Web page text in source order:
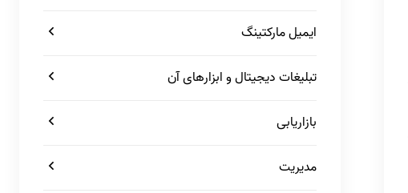
ایمیل مارکتینگ
تبلیغات دیجیتال و ابزارهای آن
بازاریابی
مدیریت